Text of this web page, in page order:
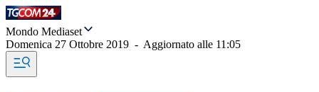
Mondo Mediaset
Domenica 27 Ottobre 2019 - Aggiornato alle 11:05